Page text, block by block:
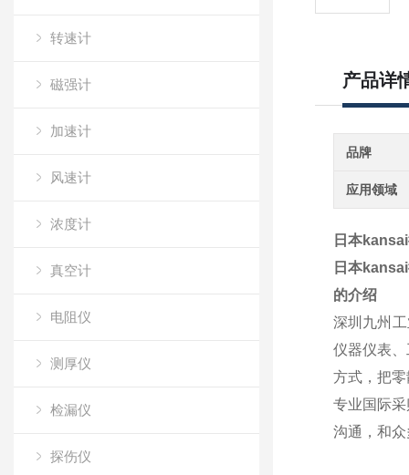
转速计
磁强计
加速计
风速计
浓度计
真空计
电阻仪
测厚仪
检漏仪
探伤仪
产品详
品牌
应用领域
日本
日本
的介绍
深圳九州
仪器仪表
方式，把
专业国际
沟通，和